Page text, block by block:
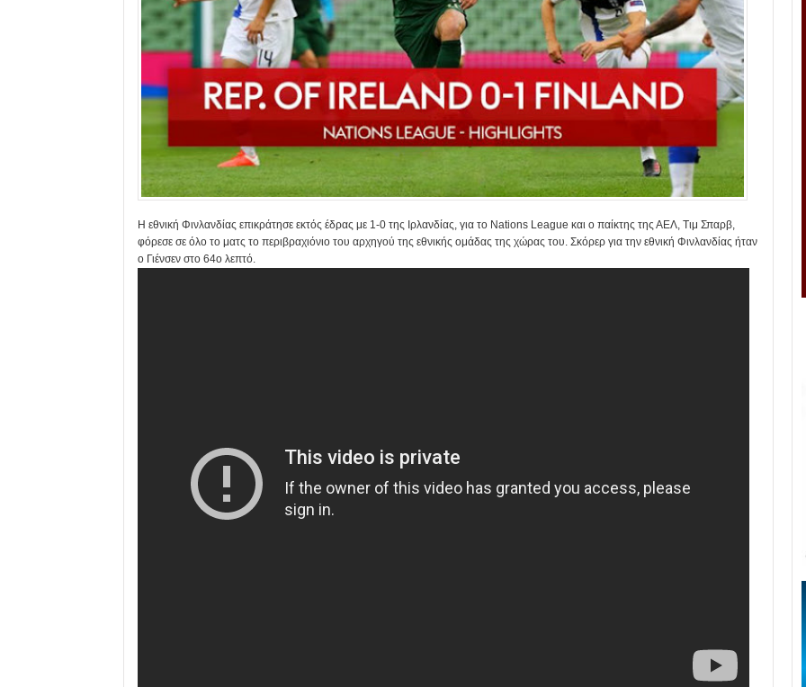
Η εθνική Φινλανδίας επικράτησε εκτός έδρας με 1-0 της Ιρλανδίας, για το Nations League και ο παίκτης της ΑΕΛ, Τιμ Σπαρβ,
φόρεσε σε όλο το ματς το περιβραχιόνιο του αρχηγού της εθνικής ομάδας της χώρας του. Σκόρερ για την εθνική Φινλανδίας ήταν
ο Γιένσεν στο 64ο λεπτό.